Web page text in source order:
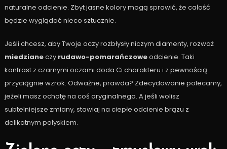
naturalne odcienie. Zbyt jasne kolory mogą sprawić, że całość
będzie wyglądać nieco sztucznie.
Jeśli chcesz, aby Twoje oczy rozbłysły niczym diamenty, rozważ
miedzianeczy rudawo-pomarańczoweodcienie. Taki
kontrast z czarnymi oczami doda Ci charakteru i z pewnością
przyciągnie wzrok. Odważne, prawda? Zdecydowanie polecamy,
jeżeli masz ochotę na coś oryginalnego. A jeśli wolisz
subtelniejsze zmiany, stawiaj na ciepłe odcienie brązu z
delikatnym połyskiem.